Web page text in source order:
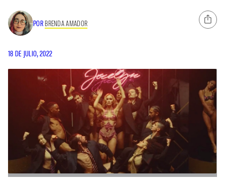
POR BRENDA AMADOR
18 DE JULIO, 2022